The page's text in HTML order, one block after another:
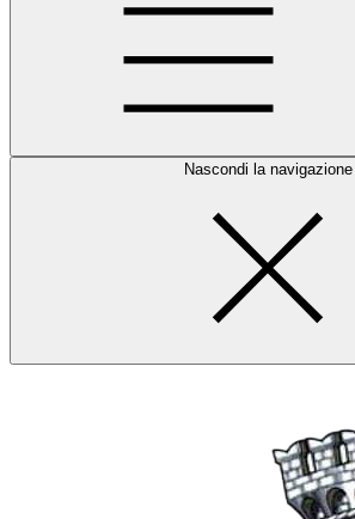
Nascondi la navigazione